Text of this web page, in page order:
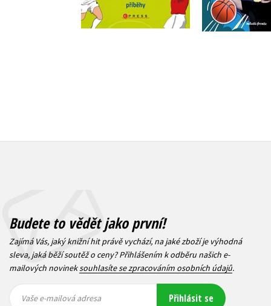
Do košíku
369 Kč
295 Kč
319 Kč
Budete to vědět jako první!
Zajímá Vás, jaký knižní hit právě vychází, na jaké zboží je výhodná
sleva, jaká běží soutěž o ceny? Přihlášením k odběru našich e-
mailových novineksouhlasíte se zpracováním osobních údajů.
mailová
mailová
Vaše e-mailová adresa Přihlásit se